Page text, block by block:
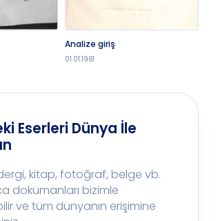
Analize giriş
01.01.1961
Eserleri Dünya İle
kitap, fotoğraf, belge vb.
dokümanları bizimle
ve tüm dünyanın erişimine